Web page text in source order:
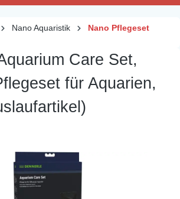
Nano Aquaristik Nano Pflegeset
Care Set,
für Aquarien,